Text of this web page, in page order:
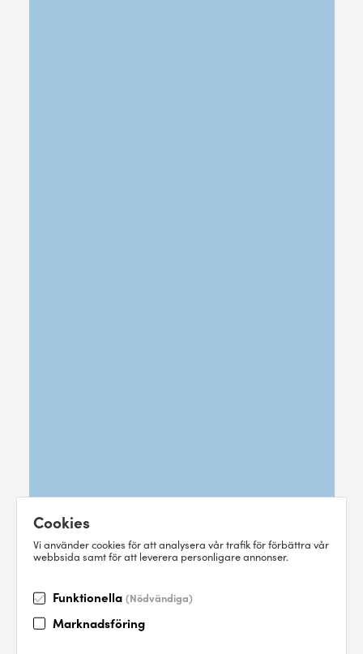
Cookies
Vi använder cookies för att analysera vår trafik för förbättra vår
webbsida samt för att leverera personligare annonser.
Funktionella (Nödvändiga)
Marknadsföring